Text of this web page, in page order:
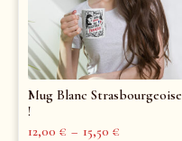
Mug Blanc Strasbourgeoise
!
12,00 € – 15,50 €